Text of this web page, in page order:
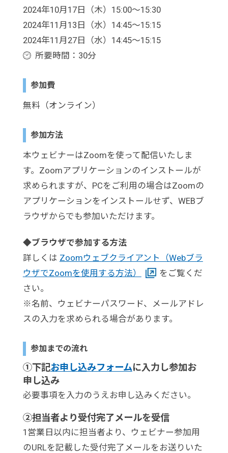
2024年10月17日（木）15:00～15:30
2024年11月13日（水）14:45～15:15
2024年11月27日（水）14:45～15:15
所要時間：30分
参加費
無料（オンライン）
参加方法
本ウェビナーはZoomを使って配信いたしま
す。Zoomアプリケーションのインストールが
求められますが、PCをご利用の場合はZoomの
アプリケーションをインストールせず、WEBブ
ラウザからでも参加いただけます。
◆ブラウザで参加する方法
詳しくは Zoomウェブクライアント（Webブラ
ウザでZoomを使用する方法）
をご覧くだ
さい。
※名前、ウェビナーパスワード、メールアドレ
スの入力を求められる場合があります。
参加までの流れ
①下記お申し込みフォームに入力し参加お
申し込み
必要事項を入力のうえお申し込みください。
②担当者より受付完了メールを受信
1営業日以内に担当者より、ウェビナー参加用
のURLを記載した受付完了メールをお送りいた